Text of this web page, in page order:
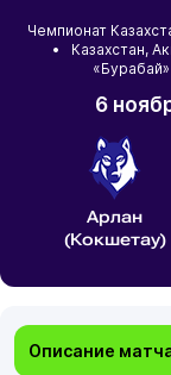
Чемпионат
• Казахстан,
6
Арлан
(Кокшетау)
Описание